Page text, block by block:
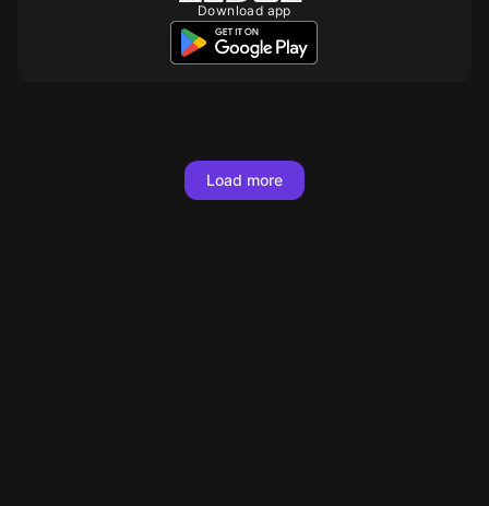
Download app
Load more